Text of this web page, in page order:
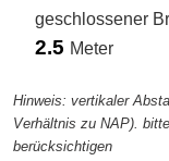
geschlossener
2.5 Meter
Hinweis: vertikaler
Verhältnis zu NAP).
berücksichtigen